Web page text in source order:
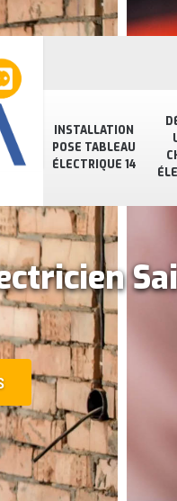
INSTALLATION
POSE TABLEAU
ÉLECTRIQUE 14